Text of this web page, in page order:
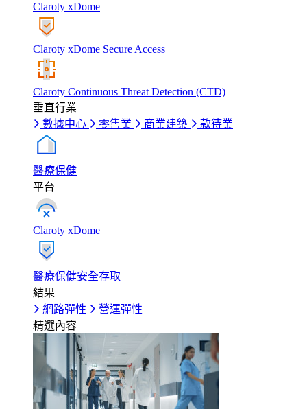
Claroty xDome
Claroty xDome Secure Access
Claroty Continuous Threat Detection (CTD)
垂直行業
數據中心
零售業 商業建築 款待業
醫療保健
平台
Claroty xDome
醫療保健安全存取
結果
網路彈性
營運彈性
精選內容